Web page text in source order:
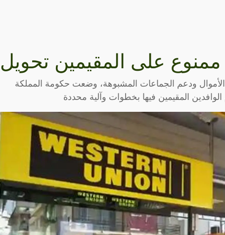
ممنوع على المقيمين تحويل
ودعم الجماعات المشبوهة، وضعت حكومة المملكة
الوافدين المقيمين فيها بخطوات وآلية محددة